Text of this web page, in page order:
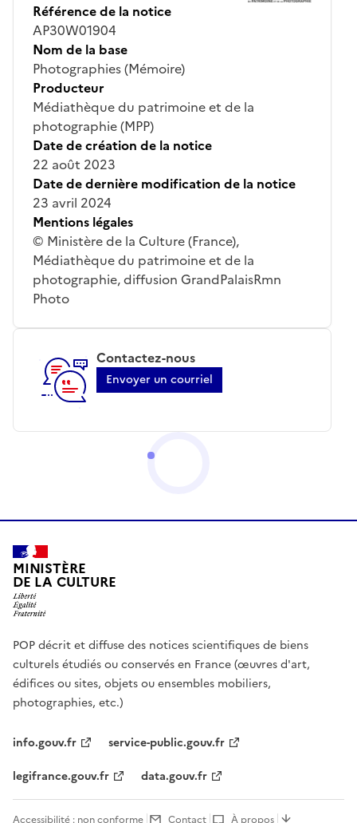
Référence de la notice
AP30W01904
Nom de la base
Photographies (Mémoire)
Producteur
Médiathèque du patrimoine et de la
photographie (MPP)
Date de création de la notice
22 août 2023
Date de dernière modification de la notice
23 avril 2024
Mentions légales
© Ministère de la Culture (France),
Médiathèque du patrimoine et de la
photographie, diffusion GrandPalaisRmn
Photo
Contactez-nous
Envoyer un courriel
MINISTÈRE
DE LA CULTURE
POP décrit et diffuse des notices scientifiques de biens
culturels étudiés ou conservés en France (œuvres d'art,
édifices ou sites, objets ou ensembles mobiliers,
photographies, etc.)
info.gouv.fr
service-public.gouv.fr
legifrance.gouv.fr
data.gouv.fr
Accessibilité : non conforme Contact À propos